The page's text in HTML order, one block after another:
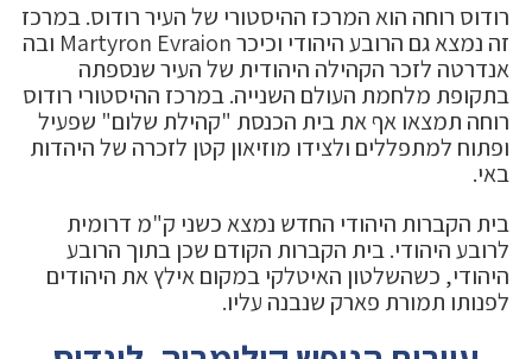
רודוס רוחה הוא המרכז ההיסטורי של העיר רודוס. במרכז
זה נמצא גם הרובע היהודי וכיכר Martyron Evraion ובה
אנדרטה לזכר הקהילה היהודית של העיר שנספתה
בתקופת מלחמת העולם השנייה. במרכז ההיסטורי רודוס
רוחה תמצאו אף את בית הכנסת "קהילת שלום" שפעיל
ופתוח למתפללים ולצידו מוזיאון קטן לזכרה של היהדות
באי.
בית הקברות היהודי החדש נמצא כשני ק"מ דרומית
לרובע היהודי. בית הקברות הקודם שכן בתוך הרובע
היהודי, כשהשלטון האיטלקי במקום אילץ את היהודים
לפנותו תמורת פארק שנבנה עליו.